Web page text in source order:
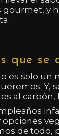
gourmet, y
que
es solo un
Y,
al
de todo,